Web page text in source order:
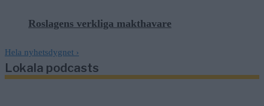
Roslagens verkliga makthavare
Hela nyhetsdygnet ›
Lokala podcasts